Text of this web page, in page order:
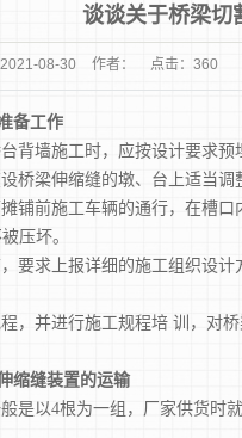
谈谈关于桥梁切
2021-08-30 作者： 点击： 360
备工作
墙施工时，应按设计要求预
梁伸缩缝的墩、台上适当调
前施工车辆的通行，在槽口
压坏。
求上报详细的施工组织设计
并进行施工规程培 训，对桥
缝装置的运输
以4根为一组，厂家供货时